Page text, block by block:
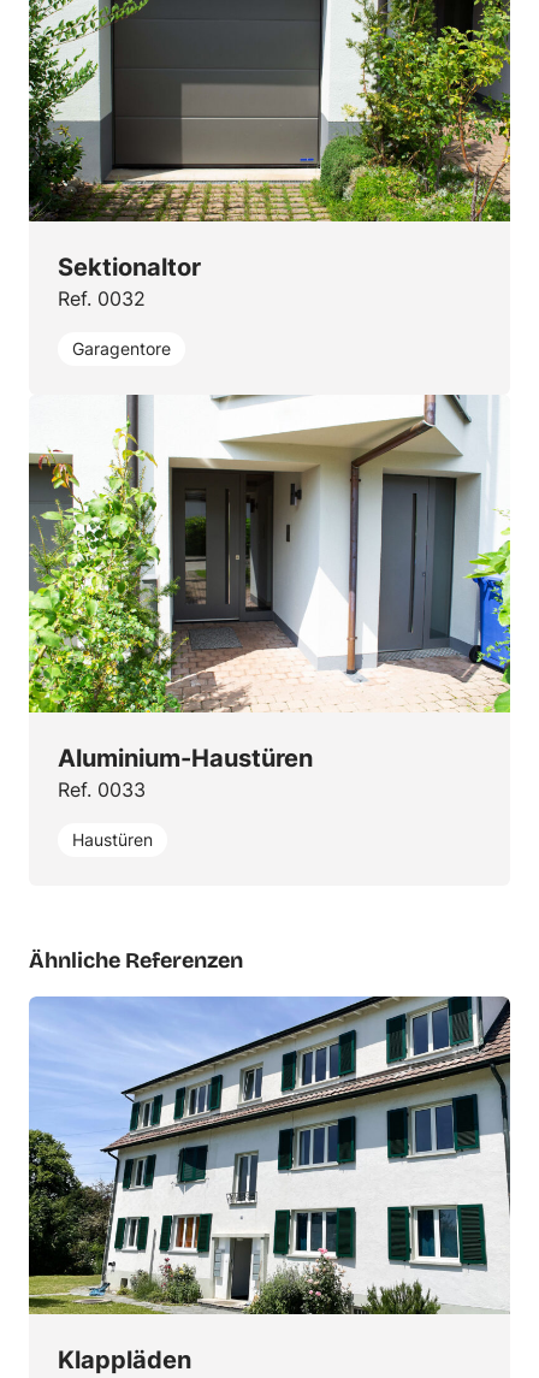
Sektionaltor
Ref. 0032
Garagentore
Aluminium-Haustüren
Ref. 0033
Haustüren
Ähnliche Referenzen
Klappläden